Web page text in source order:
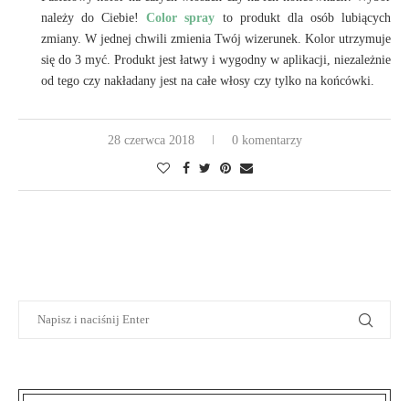
należy do Ciebie!
Color spray to produkt dla osób lubiących
zmiany. W jednej chwili zmienia Twój wizerunek. Kolor utrzymuje
się do 3 myć. Produkt jest łatwy i wygodny w aplikacji, niezależnie
od tego czy nakładany jest na całe włosy czy tylko na końcówki.
28 czerwca 2018 0 komentarzy